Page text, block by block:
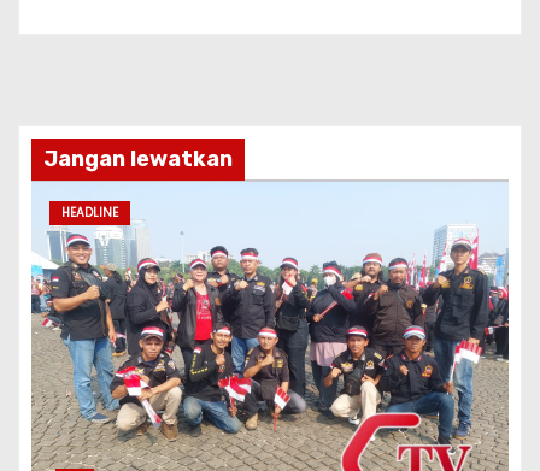
Jangan lewatkan
HEADLINE